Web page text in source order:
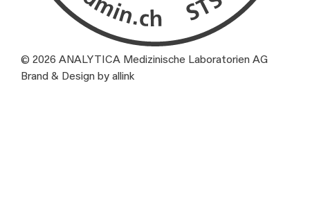
© 2026 ANALYTICA Medizinische Laboratorien AG
Brand & Design by allink